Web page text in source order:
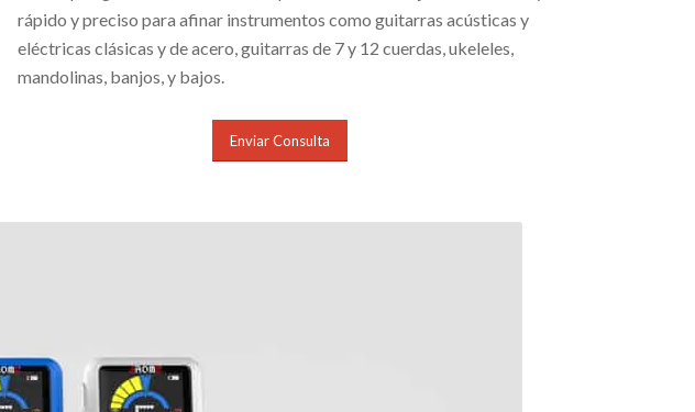
rápido y preciso para afinar instrumentos como guitarras acústicas y
eléctricas clásicas y de acero, guitarras de 7 y 12 cuerdas, ukeleles,
mandolinas, banjos, y bajos.
Enviar Consulta